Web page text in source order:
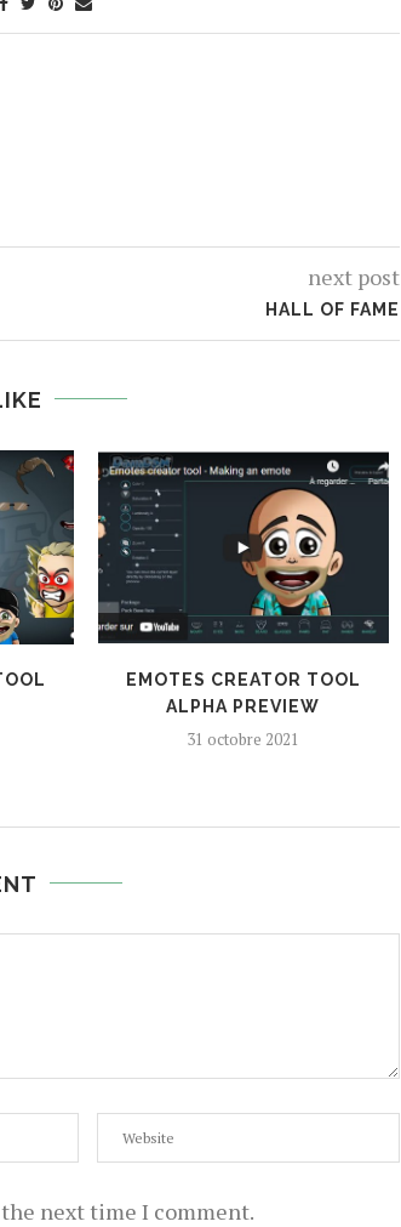
next post
HALL OF FAME
EMOTES CREATOR TOOL
ALPHA PREVIEW
31 octobre 2021
next time I comment.